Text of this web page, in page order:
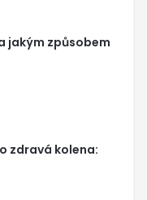
jakým způsobem
zdravá kolena: